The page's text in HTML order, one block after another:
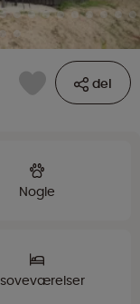
del
Nogle